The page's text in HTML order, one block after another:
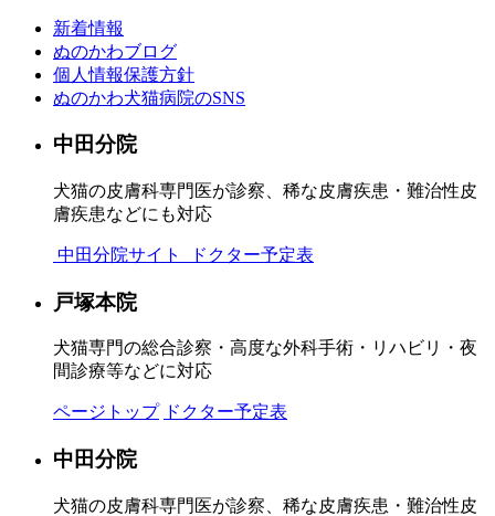
新着情報
ぬのかわブログ
個人情報保護方針
ぬのかわ犬猫病院のSNS
中田分院
犬猫の皮膚科専門医が診察、稀な皮膚疾患・難治性皮
膚疾患などにも対応
中田分院サイト ドクター予定表
戸塚本院
犬猫専門の総合診察・高度な外科手術・リハビリ・夜
間診療等などに対応
ページトップ ドクター予定表
中田分院
犬猫の皮膚科専門医が診察、稀な皮膚疾患・難治性皮